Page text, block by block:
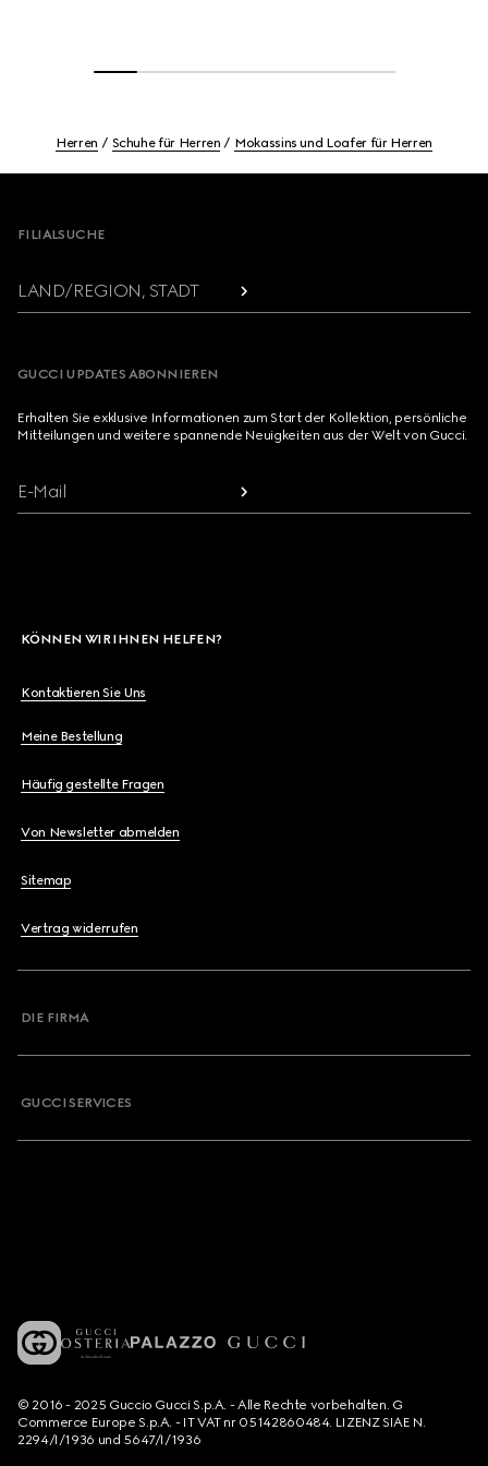
Herren Schuhe für Herren Mokassins und Loafer für Herren
FILIALSUCHE
LAND/REGION, STADT
GUCCI UPDATES ABONNIEREN
Erhalten Sie exklusive Informationen zum Start der Kollektion, persönliche
Mitteilungen und weitere spannende Neuigkeiten aus der Welt von Gucci.
E-Mail
KÖNNEN WIR IHNEN HELFEN?
Kontaktieren Sie Uns
Meine Bestellung
Häufig gestellte Fragen
Von Newsletter abmelden
Sitemap
Vertrag widerrufen
DIE FIRMA
GUCCI SERVICES
© 2016 - 2025 Guccio Gucci S.p.A. - Alle Rechte vorbehalten. G
Commerce Europe S.p.A. - IT VAT nr 05142860484. LIZENZ SIAE N.
2294/I/1936 und 5647/I/1936